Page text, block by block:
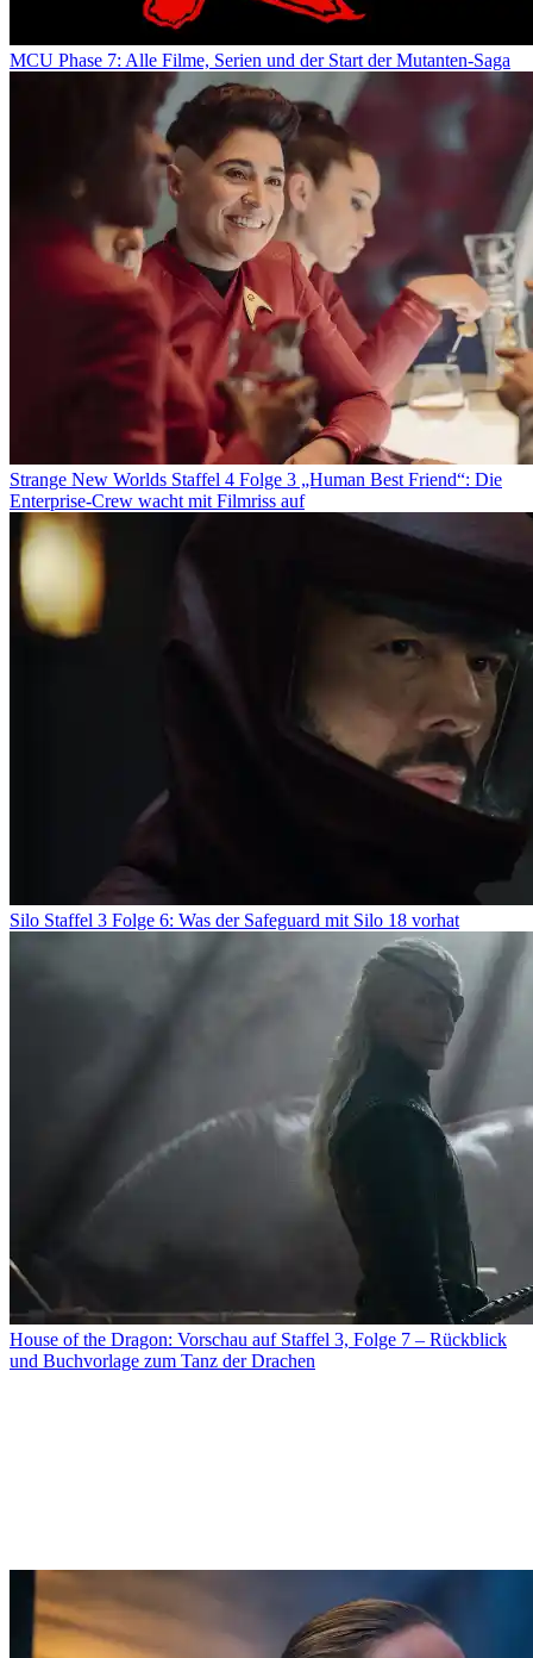
MCU Phase 7: Alle Filme, Serien und der Start der Mutanten-Saga
Strange New Worlds Staffel 4 Folge 3 „Human Best Friend“: Die
Enterprise-Crew wacht mit Filmriss auf
Silo Staffel 3 Folge 6: Was der Safeguard mit Silo 18 vorhat
House of the Dragon: Vorschau auf Staffel 3, Folge 7 – Rückblick
und Buchvorlage zum Tanz der Drachen